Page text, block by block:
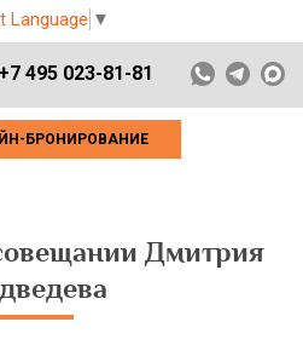
Language ▼
+7 495 023-81-81
БРОНИРОВАНИЕ
Дмитрия